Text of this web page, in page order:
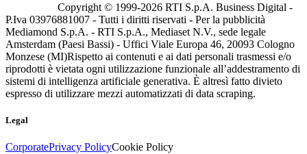
Copyright © 1999-2026 RTI S.p.A. Business Digital -
P.Iva 03976881007 - Tutti i diritti riservati - Per la pubblicità
Mediamond S.p.A. - RTI S.p.A., Mediaset N.V., sede legale
Amsterdam (Paesi Bassi) - Uffici Viale Europa 46, 20093 Cologno
Monzese (MI)Rispetto ai contenuti e ai dati personali trasmessi e/o
riprodotti è vietata ogni utilizzazione funzionale all’addestramento di
sistemi di intelligenza artificiale generativa. È altresì fatto divieto
espresso di utilizzare mezzi automatizzati di data scraping.
Legal
CorporatePrivacy PolicyCookie Policy